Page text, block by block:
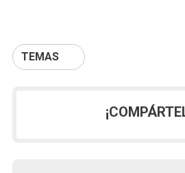
TEMAS